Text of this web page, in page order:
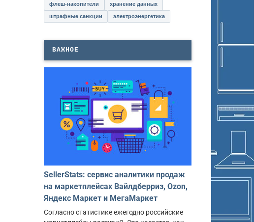
флеш-накопители хранение данных
штрафные санкции электроэнергетика
ВАЖНОЕ
SellerStats: сервис аналитики продаж
на маркетплейсах Вайлдберриз, Ozon,
Яндекс Маркет и МегаМаркет
Согласно статистике ежегодно российские